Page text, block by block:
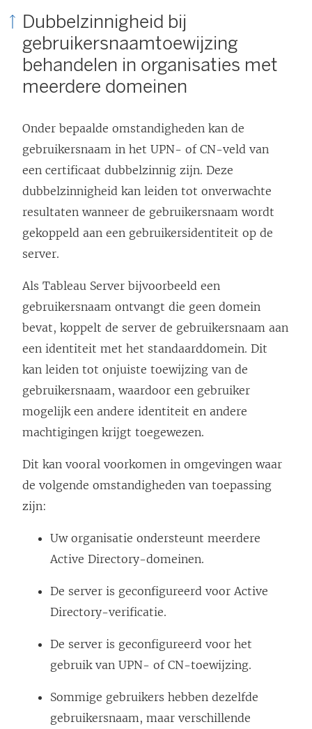
Dubbelzinnigheid bij
gebruikersnaamtoewijzing
behandelen in organisaties met
meerdere domeinen
Onder bepaalde omstandigheden kan de
gebruikersnaam in het UPN- of CN-veld van
een certificaat dubbelzinnig zijn. Deze
dubbelzinnigheid kan leiden tot onverwachte
resultaten wanneer de gebruikersnaam wordt
gekoppeld aan een gebruikersidentiteit op de
server.
Als Tableau Server bijvoorbeeld een
gebruikersnaam ontvangt die geen domein
bevat, koppelt de server de gebruikersnaam aan
een identiteit met het standaarddomein. Dit
kan leiden tot onjuiste toewijzing van de
gebruikersnaam, waardoor een gebruiker
mogelijk een andere identiteit en andere
machtigingen krijgt toegewezen.
Dit kan vooral voorkomen in omgevingen waar
de volgende omstandigheden van toepassing
zijn:
Uw organisatie ondersteunt meerdere
Active Directory-domeinen.
De server is geconfigureerd voor Active
Directory-verificatie.
De server is geconfigureerd voor het
gebruik van UPN- of CN-toewijzing.
Sommige gebruikers hebben dezelfde
gebruikersnaam, maar verschillende